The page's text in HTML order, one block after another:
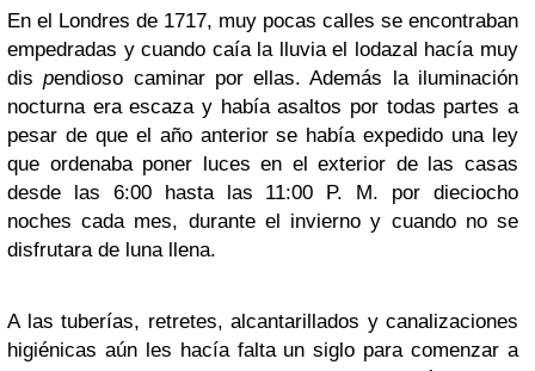
En el Londres de 1717, muy pocas calles se encontraban
empedradas y cuando caía la lluvia el lodazal hacía muy
dispendioso caminar por ellas. Además la iluminación
nocturna era escaza y había asaltos por todas partes a
pesar de que el año anterior se había expedido una ley
que ordenaba poner luces en el exterior de las casas
desde las 6:00 hasta las 11:00 P. M. por dieciocho
noches cada mes, durante el invierno y cuando no se
disfrutara de luna llena.
A las tuberías, retretes, alcantarillados y canalizaciones
higiénicas aún les hacía falta un siglo para comenzar a